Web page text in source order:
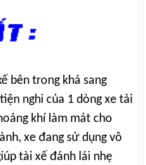
bên trong khá sang
nghi của 1 dòng xe tải
khí làm mát cho
xe đang sử dụng vô
tài xế đánh lái nhẹ